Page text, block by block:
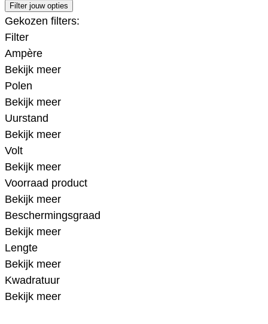
Filter jouw opties
Gekozen filters:
Filter
Ampère
Bekijk meer
Polen
Bekijk meer
Uurstand
Bekijk meer
Volt
Bekijk meer
Voorraad product
Bekijk meer
Beschermingsgraad
Bekijk meer
Lengte
Bekijk meer
Kwadratuur
Bekijk meer